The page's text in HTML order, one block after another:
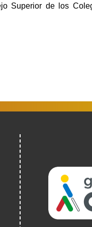
Superior de los